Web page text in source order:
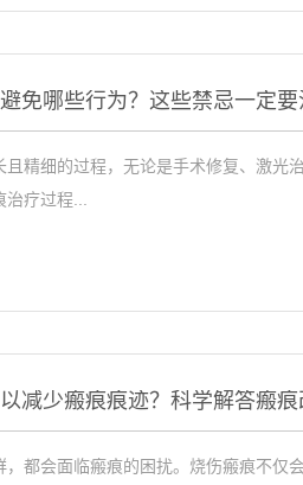
免哪些行为？这些禁忌一定要
且精细的过程，无论是手术修复、激
疗过程...
减少瘢痕痕迹？科学解答瘢痕
都会面临瘢痕的困扰。烧伤瘢痕不仅